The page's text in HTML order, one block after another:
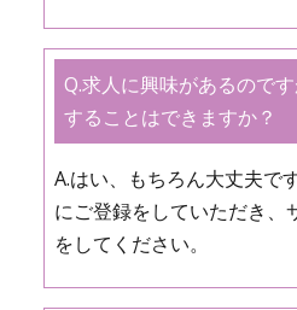
Q.求人に興味があるので
することはできますか？
A.はい、もちろん大丈夫で
にご登録をしていただき、
をしてください。